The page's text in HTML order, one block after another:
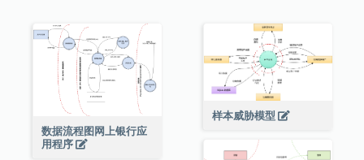
数据流程图网上银行应
用程序
样本威胁模型